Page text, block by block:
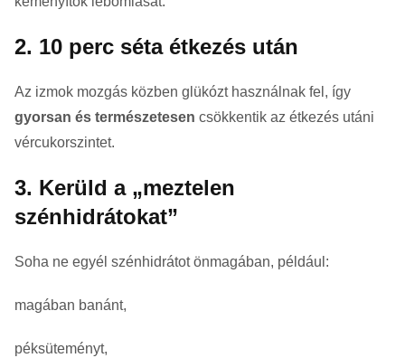
2. 10 perc séta étkezés után
Az izmok mozgás közben glükózt használnak fel, így
gyorsan és természetesen csökkentik az étkezés utáni
vércukorszintet.
3. Kerüld a „meztelen
szénhidrátokat”
Soha ne egyél szénhidrátot önmagában, például:
magában banánt,
péksüteményt,